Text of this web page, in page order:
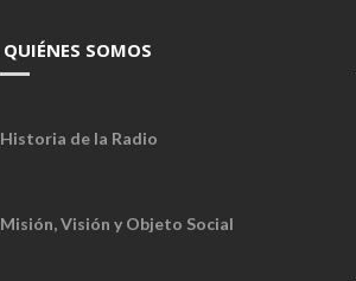
QUIÉNES SOMOS
Historia de la Radio
Misión, Visión y Objeto Social